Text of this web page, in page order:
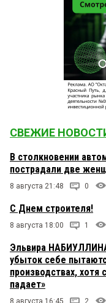
СВЕЖИЕ
В столкновении
пострадали две
8 августа 21:48 0
С Днем строителя!
8 августа 18:00 1
Эльвира
убыток себе
производствах, хотя
падает»
8 августа 16:45 2